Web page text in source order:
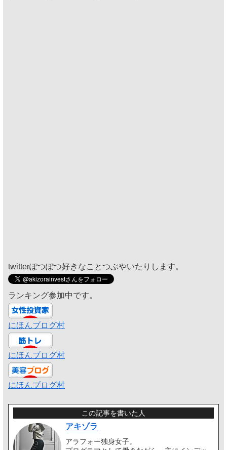
twitterぽつぽつ好きなことつぶやいたりします。
ランキング参加中です。
にほんブログ村
にほんブログ村
にほんブログ村
この記事を書いた人
アキゾラ
アラフォー独身女子。